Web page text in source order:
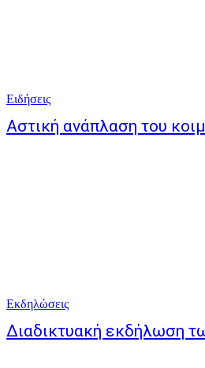
Ειδήσεις
Αστική ανάπλαση του
Eκδηλώσεις
Διαδικτυακή εκδήλωση